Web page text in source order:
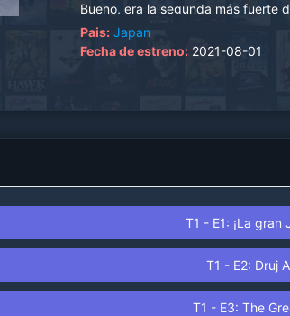
Bueno, era la segunda más fuerte
Ahora está ocupada con las tareas
el trabajo ... ¡En el reino humano! Su
Pais: Japan
Fecha de estreno: 2021-08-01
T1 - E1: ¡La
T1 - E2: Druj
T1 - E3: The